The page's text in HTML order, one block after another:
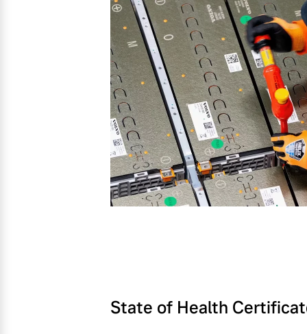
State of Health